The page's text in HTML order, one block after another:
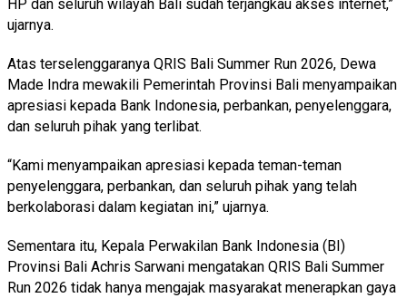
HP dan seluruh wilayah Bali sudah terjangkau akses internet,”
ujarnya.
Atas terselenggaranya QRIS Bali Summer Run 2026, Dewa
Made Indra mewakili Pemerintah Provinsi Bali menyampaikan
apresiasi kepada Bank Indonesia, perbankan, penyelenggara,
dan seluruh pihak yang terlibat.
“Kami menyampaikan apresiasi kepada teman-teman
penyelenggara, perbankan, dan seluruh pihak yang telah
berkolaborasi dalam kegiatan ini,” ujarnya.
Sementara itu, Kepala Perwakilan Bank Indonesia (BI)
Provinsi Bali Achris Sarwani mengatakan QRIS Bali Summer
Run 2026 tidak hanya mengajak masyarakat menerapkan gaya